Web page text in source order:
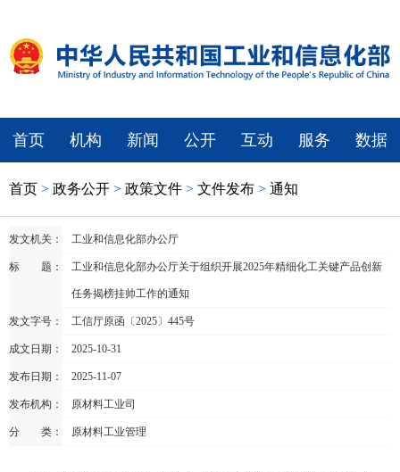
首页 机构 新闻 公开 互动 服务 数据
首页 > 政务公开 > 政策文件 > 文件发布 > 通知
发文机关： 工业和信息化部办公厅
标 题： 工业和信息化部办公厅关于组织开展2025年精细化工关键产品创新
任务揭榜挂帅工作的通知
发文字号： 工信厅原函〔2025〕445号
成文日期： 2025-10-31
发布日期： 2025-11-07
发布机构： 原材料工业司
分 类： 原材料工业管理